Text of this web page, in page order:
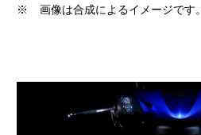
※ 画像は合成によるイメージです。